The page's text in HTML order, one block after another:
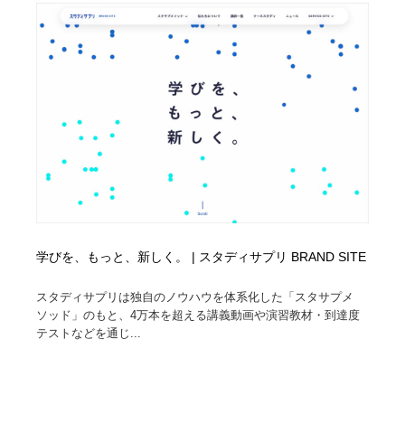
学びを、もっと、新しく。 | スタディサプリ BRAND SITE
スタディサプリは独自のノウハウを体系化した「スタサプメ
ソッド」のもと、4万本を超える講義動画や演習教材・到達度
テストなどを通じ...